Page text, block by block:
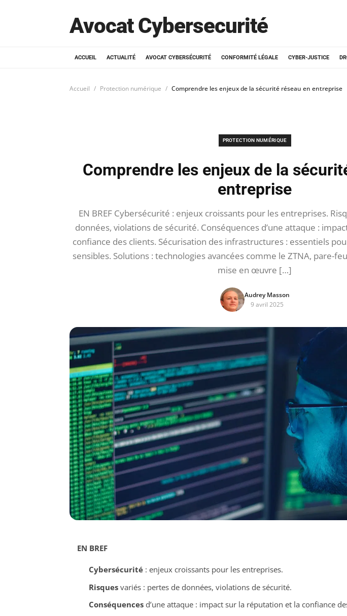
Avocat Cybersecurité
ACCUEIL ACTUALITÉ AVOCAT CYBERSÉCURITÉ CONFORMITÉ LÉGALE CYBER-JUSTICE
Accueil Protection numérique Comprendre les enjeux de la sécurité réseau en entreprise
PROTECTION NUMÉRIQUE
Comprendre les enjeux de la
entreprise
EN BREF Cybersécurité : enjeux croissants pour les entreprises.
données, violations de sécurité. Conséquences d’une attaque :
confiance des clients. Sécurisation des infrastructures : essentiels
sensibles. Solutions : technologies avancées comme le ZTNA, pare-
mise en œuvre […]
Audrey Masson
9 avril 2025
EN BREF
Cybersécurité: enjeux croissants pour les entreprises.
Risquesvariés : pertes de données, violations de sécurité.
Conséquencesd’une attaque : impact sur la réputation et la confiance